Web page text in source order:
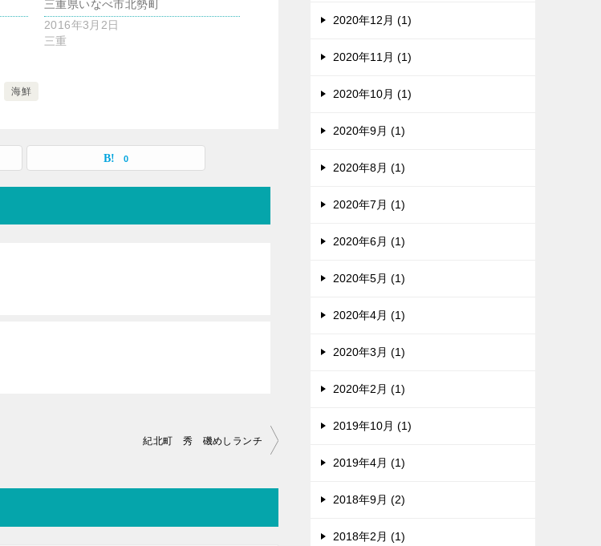
三重県いなべ市北勢町
2016年3月2日
三重
海鮮
0
紀北町 秀 磯めしランチ
2020年12月 (1)
2020年11月 (1)
2020年10月 (1)
2020年9月 (1)
2020年8月 (1)
2020年7月 (1)
2020年6月 (1)
2020年5月 (1)
2020年4月 (1)
2020年3月 (1)
2020年2月 (1)
2019年10月 (1)
2019年4月 (1)
2018年9月 (2)
2018年2月 (1)